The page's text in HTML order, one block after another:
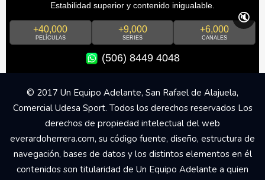
Estabilidad superior y contenido inigualable.
+40,000
PELÍCULAS
+9,000
SERIES
+6,000
CANALES
(506) 8449 4048
🔇
© 2017 Un Equipo Adelante, San Rafael de Alajuela,
Comercial Udesa Sport. Todos los derechos reservados Los
derechos de propiedad intelectual del web
everardoherrera.com, su código fuente, diseño, estructura de
navegación, bases de datos y los distintos elementos en él
contenidos son titularidad de Un Equipo Adelante a quien